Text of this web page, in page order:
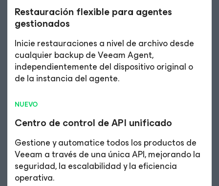
Restauración flexible para agentes
gestionados
Inicie restauraciones a nivel de archivo desde
cualquier backup de Veeam Agent,
independientemente del dispositivo original o
de la instancia del agente.
NUEVO
Centro de control de API unificado
Gestione y automatice todos los productos de
Veeam a través de una única API, mejorando la
seguridad, la escalabilidad y la eficiencia
operativa.